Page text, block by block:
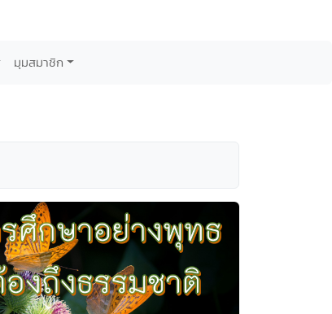
มุมสมาชิก